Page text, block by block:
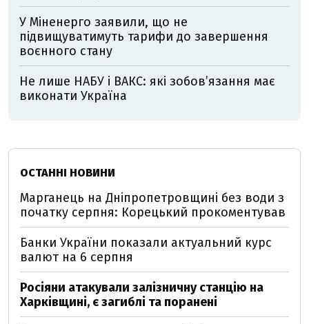
У Міненерго заявили, що не
підвищуватимуть тарифи до завершення
воєнного стану
Не лише НАБУ і ВАКС: які зобов’язання має
виконати Україна
ОСТАННІ НОВИНИ
Марганець на Дніпропетровщині без води з
початку серпня: Корецький прокоментував
Банки України показали актуальний курс
валют на 6 серпня
Росіяни атакували залізничну станцію на
Харківщині, є загиблі та поранені